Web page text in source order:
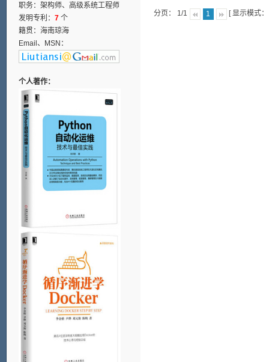
分页： 1/1 1 [ 显示模式
职务：架构师、高级系统工程师
发明专利： 7个
籍贯：海南琼海
Email、MSN：
个人著作：